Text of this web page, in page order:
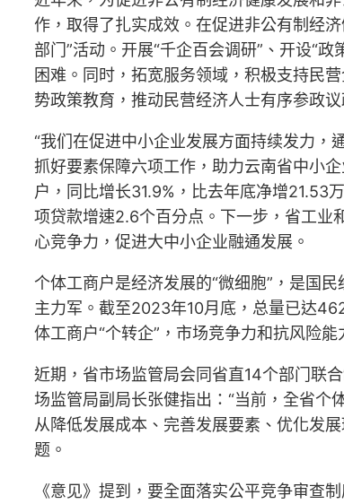
作，取得了扎实成效。在促进非公有制经
部门”活动。开展“千企百会调研”、开设“
困难。同时，拓宽服务领域，积极支持民
势政策教育，推动民营经济人士有序参政
“我们在促进中小企业发展方面持续发力，
抓好要素保障六项工作，助力云南省中小
户，同比增长31.9%，比去年底净增21.53
项贷款增速2.6个百分点。下一步，省工业
心竞争力，促进大中小企业融通发展。
个体工商户是经济发展的“微细胞”，是国
主力军。截至2023年10月底，总量已达
体工商户“个转企”，市场竞争力和抗风险
近期，省市场监管局会同省直14个部门联
场监管局副局长张健指出：“当前，全省个
从降低发展成本、完善发展要素、优化发
题。
《意见》提到，要全面落实公平竞争审查